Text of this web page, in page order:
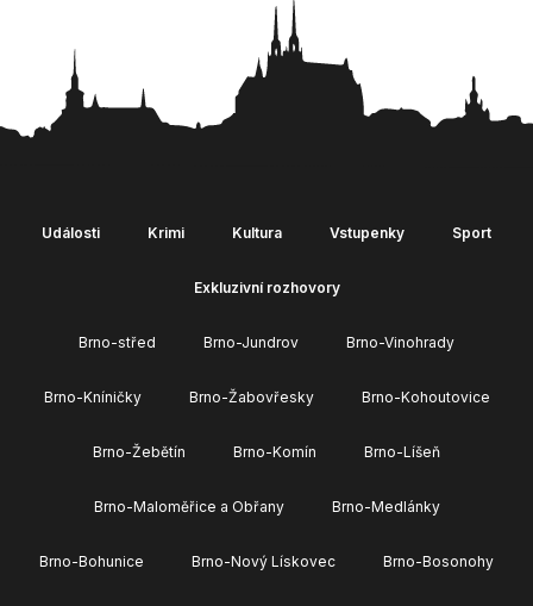
Události Krimi Kultura Vstupenky Sport
Exkluzivní rozhovory
Brno-střed Brno-Jundrov Brno-Vinohrady
Brno-Kníničky Brno-Žabovřesky Brno-Kohoutovice
Brno-Žebětín Brno-Komín Brno-Líšeň
Brno-Maloměřice a Obřany Brno-Medlánky
Brno-Bohunice Brno-Nový Lískovec Brno-Bosonohy